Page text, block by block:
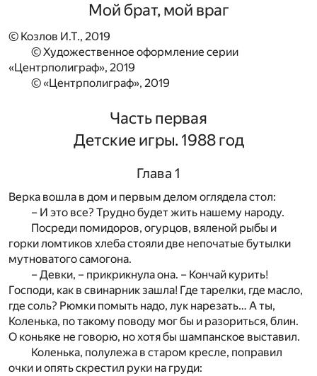
Мой брат, мой враг
© Козлов И.Т., 2019
© Художественное оформление серии
«Центрполиграф», 2019
© «Центрполиграф», 2019
Часть первая
Детские игры. 1988 год
Глава 1
Верка вошла в дом и первым делом оглядела стол:
– И это все? Трудно будет жить нашему народу.
Посреди помидоров, огурцов, вяленой рыбы и
горки ломтиков хлеба стояли две непочатые бутылки
мутноватого самогона.
– Девки, – прикрикнула она. – Кончай курить!
Господи, как в свинарник зашла! Где тарелки, где масло,
где соль? Рюмки помыть надо, лук нарезать… А ты,
Коленька, по такому поводу мог бы и разориться, блин.
О коньяке не говорю, но хотя бы шампанское выставил.
Коленька, полулежа в старом кресле, поправил
очки и опять скрестил руки на груди: